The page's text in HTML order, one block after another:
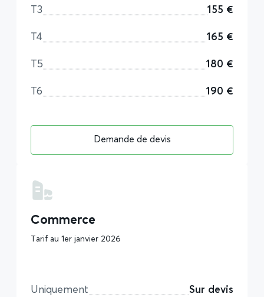
T3 155 €
T4 165 €
T5 180 €
T6 190 €
Demande de devis
Commerce
Tarif au 1er janvier 2026
Uniquement Sur devis